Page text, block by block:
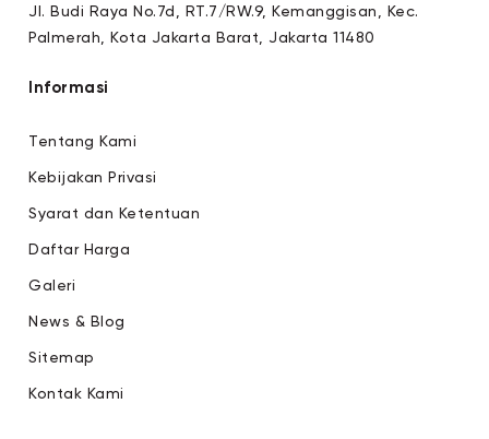
Jl. Budi Raya No.7d, RT.7/RW.9, Kemanggisan, Kec.
Palmerah, Kota Jakarta Barat, Jakarta 11480
Informasi
Tentang Kami
Kebijakan Privasi
Syarat dan Ketentuan
Daftar Harga
Galeri
News & Blog
Sitemap
Kontak Kami